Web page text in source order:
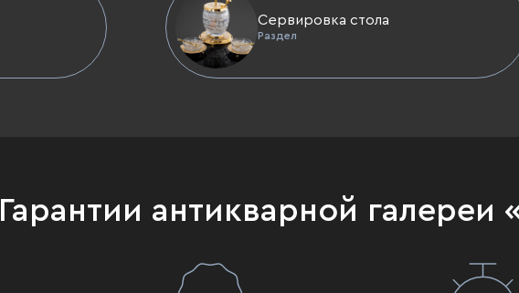
Сервировка стола
Раздел
Гарантии антикварной